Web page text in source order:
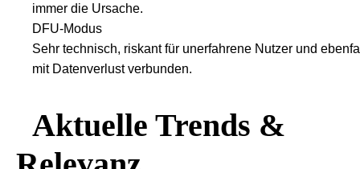
immer die Ursache.
DFU-Modus
Sehr technisch, riskant für unerfahrene Nutzer und
mit Datenverlust verbunden.
Aktuelle Trends &